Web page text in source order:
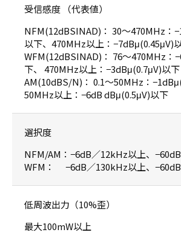
受信感度 （代表値）
NFM(12dBSINAD)： 30〜470MHz：
以下、470MHz以上：−7dBμ(0.45μV)
WFM(12dBSINAD)： 76〜470MHz：
下、 470MHz以上：−3dBμ(0.7μV)以下
AM(10dBS/N)： 0.1〜50MHz：
50MHz以上：−6dB dBμ(0.5μV)以下
選択度
NFM/AM：−6dB／12kHz以上、−60dB
WFM： −6dB／130kHz以上、
低周波出力（10%歪）
最大100mW以上